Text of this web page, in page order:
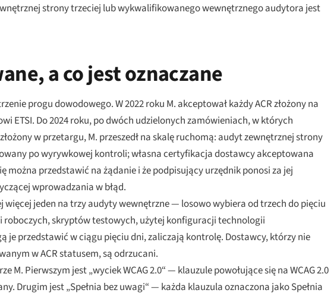
strony trzeciej lub wykwalifikowanego wewnętrznego audytora jest
a co jest oznaczane
progu dowodowego. W 2022 roku M. akceptował każdy ACR złożony na
ETSI. Do 2024 roku, po dwóch udzielonych zamówieniach, w których
w przetargu, M. przeszedł na skalę ruchomą: audyt zewnętrznej strony
po wyrywkowej kontroli; własna certyfikacja dostawcy akceptowana
przedstawić na żądanie i że podpisujący urzędnik ponosi za jej
wprowadzania w błąd.
jeden na trzy audyty wewnętrzne — losowo wybiera od trzech do pięciu
roboczych, skryptów testowych, użytej konfiguracji technologii
przedstawić w ciągu pięciu dni, zaliczają kontrolę. Dostawcy, którzy nie
w ACR statusem, są odrzucani.
Pierwszym jest „wyciek WCAG 2.0“ — klauzule powołujące się na WCAG 2.0
Drugim jest „Spełnia bez uwagi“ — każda klauzula oznaczona jako Spełnia